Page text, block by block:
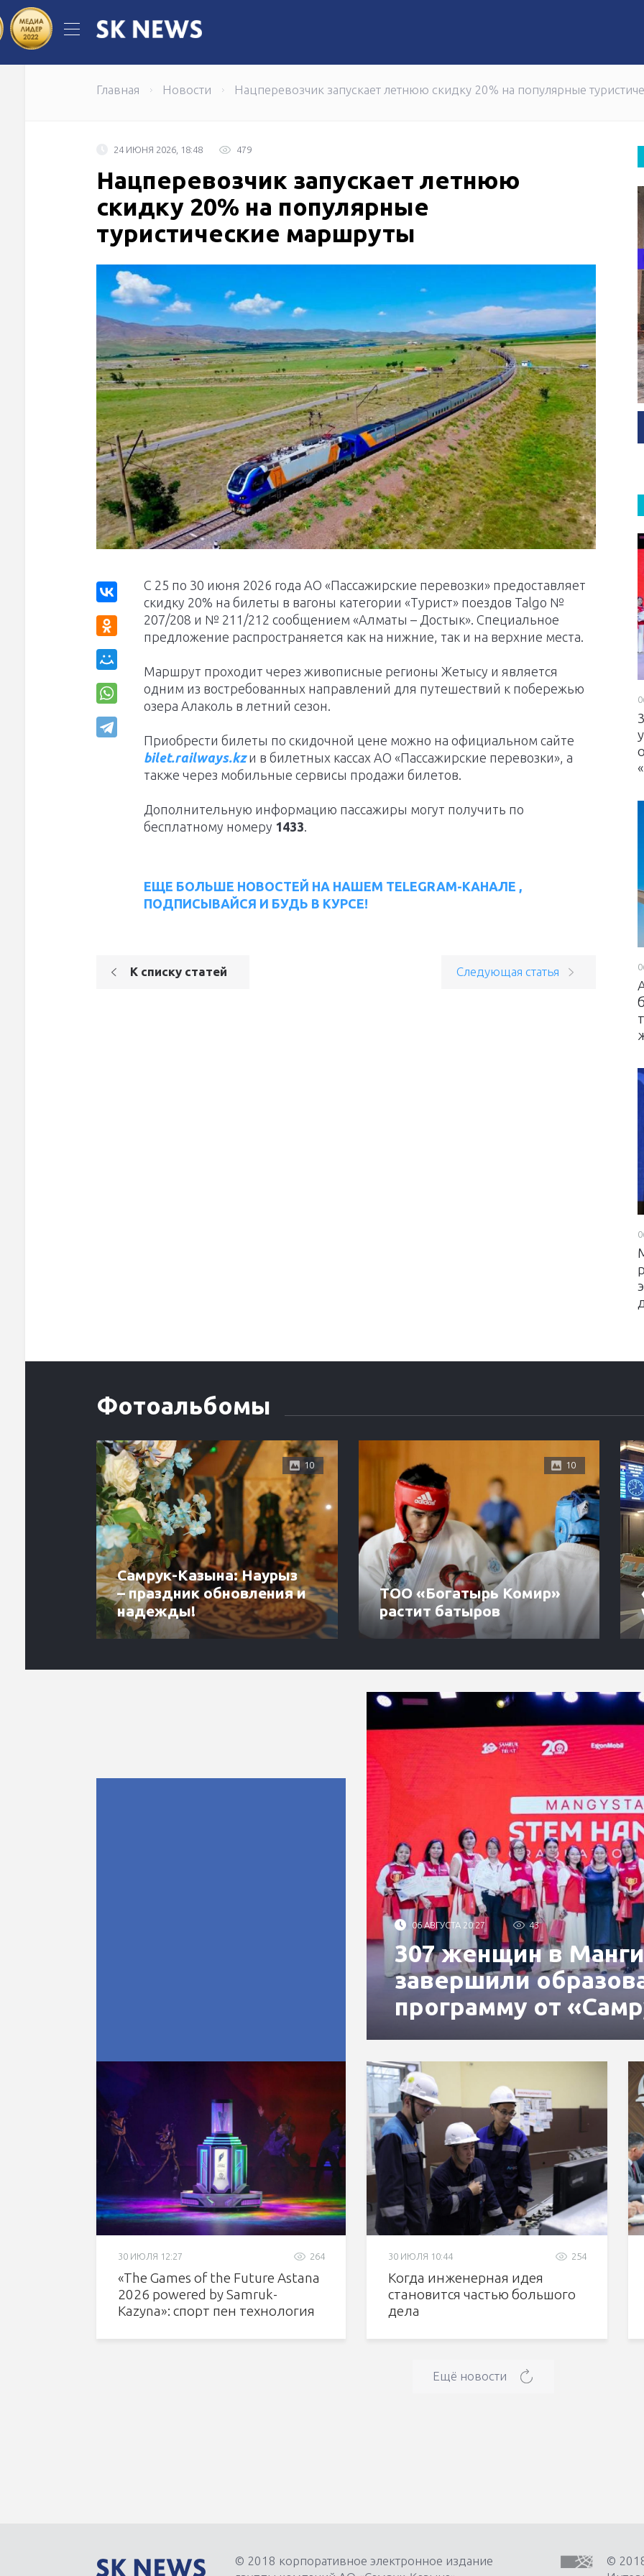
Когда инженерная идея становится частью большого дела
Главная Новости Нацперевозчик запускает летнюю скидку 20% на популярные
24 ИЮНЯ 2026, 18:48 479
Нацперевозчик запускает летнюю
скидку 20% на популярные
туристические маршруты
С 25 по 30 июня 2026 года АО «Пассажирские перевозки» предоставляет
скидку 20% на билеты в вагоны категории «Турист» поездов Talgo №
207/208 и № 211/212 сообщением «Алматы – Достык». Специальное
предложение распространяется как на нижние, так и на верхние места.
Маршрут проходит через живописные регионы Жетысу и является
одним из востребованных направлений для путешествий к побережью
озера Алаколь в летний сезон.
Приобрести билеты по скидочной цене можно на официальном сайте
bilet.railways.kzи в билетных кассах АО «Пассажирские перевозки», а
также через мобильные сервисы продажи билетов.
Дополнительную информацию пассажиры могут получить по
бесплатному номеру 1433
ЕЩЕ БОЛЬШЕ НОВОСТЕЙ НА НАШЕМ TELEGRAM-КАНАЛЕ ,
ПОДПИСЫВАЙСЯ И БУДЬ В КУРСЕ!
К списку статей Следующая статья
Фотоальбомы
10
Самрук-Казына: Наурыз
– праздник обновления и
надежды!
10
ТОО «Богатырь Комир»
растит батыров
06 АВГУСТА 20:27 43
307 женщин в
завершили
программу от
264
30 ИЮЛЯ 12:27
«The Games of the Future Astana
2026 powered by Samruk-
Kazyna»: спорт пен технология
254
30 ИЮЛЯ 10:44
Когда инженерная идея
становится частью большого
дела
Ещё новости
© 2018 корпоративное электронное издание
©